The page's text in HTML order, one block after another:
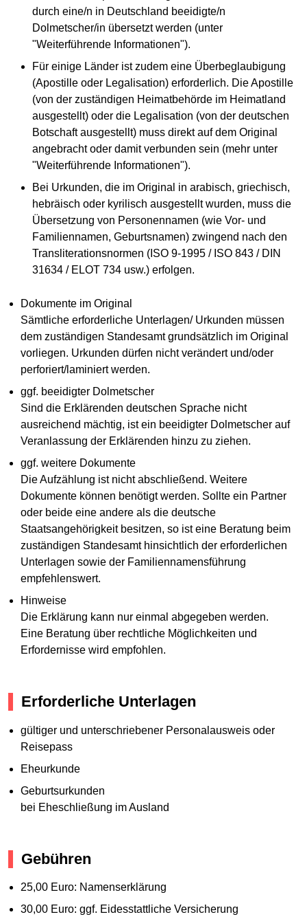
durch eine/n in Deutschland beeidigte/n
Dolmetscher/in übersetzt werden (unter
"Weiterführende Informationen").
Für einige Länder ist zudem eine Überbeglaubigung
(Apostille oder Legalisation) erforderlich. Die Apostille
(von der zuständigen Heimatbehörde im Heimatland
ausgestellt) oder die Legalisation (von der deutschen
Botschaft ausgestellt) muss direkt auf dem Original
angebracht oder damit verbunden sein (mehr unter
"Weiterführende Informationen").
Bei Urkunden, die im Original in arabisch, griechisch,
hebräisch oder kyrilisch ausgestellt wurden, muss die
Übersetzung von Personennamen (wie Vor- und
Familiennamen, Geburtsnamen) zwingend nach den
Transliterationsnormen (ISO 9-1995 / ISO 843 / DIN
31634 / ELOT 734 usw.) erfolgen.
Dokumente im Original
Sämtliche erforderliche Unterlagen/ Urkunden müssen
dem zuständigen Standesamt grundsätzlich im Original
vorliegen. Urkunden dürfen nicht verändert und/oder
perforiert/laminiert werden.
ggf. beeidigter Dolmetscher
Sind die Erklärenden deutschen Sprache nicht
ausreichend mächtig, ist ein beeidigter Dolmetscher auf
Veranlassung der Erklärenden hinzu zu ziehen.
ggf. weitere Dokumente
Die Aufzählung ist nicht abschließend. Weitere
Dokumente können benötigt werden. Sollte ein Partner
oder beide eine andere als die deutsche
Staatsangehörigkeit besitzen, so ist eine Beratung beim
zuständigen Standesamt hinsichtlich der erforderlichen
Unterlagen sowie der Familiennamensführung
empfehlenswert.
Hinweise
Die Erklärung kann nur einmal abgegeben werden.
Eine Beratung über rechtliche Möglichkeiten und
Erfordernisse wird empfohlen.
Erforderliche Unterlagen
gültiger und unterschriebener Personalausweis oder
Reisepass
Eheurkunde
Geburtsurkunden
bei Eheschließung im Ausland
Gebühren
25,00 Euro: Namenserklärung
30,00 Euro: ggf. Eidesstattliche Versicherung